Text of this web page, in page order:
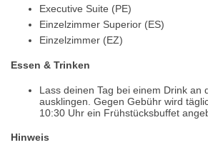
Executive Suite (PE)
Einzelzimmer Superior (ES)
Einzelzimmer (EZ)
Essen & Trinken
Lass deinen Tag bei einem Drink an
ausklingen. Gegen Gebühr wird
10:30 Uhr ein Frühstücksbuffet
Hinweis